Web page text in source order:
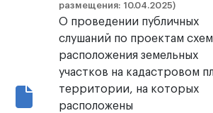
размещения: 10.04.2025)
О проведении публичных
слушаний по проектам схем
расположения земельных
участков на кадастровом
территории, на которых
расположены